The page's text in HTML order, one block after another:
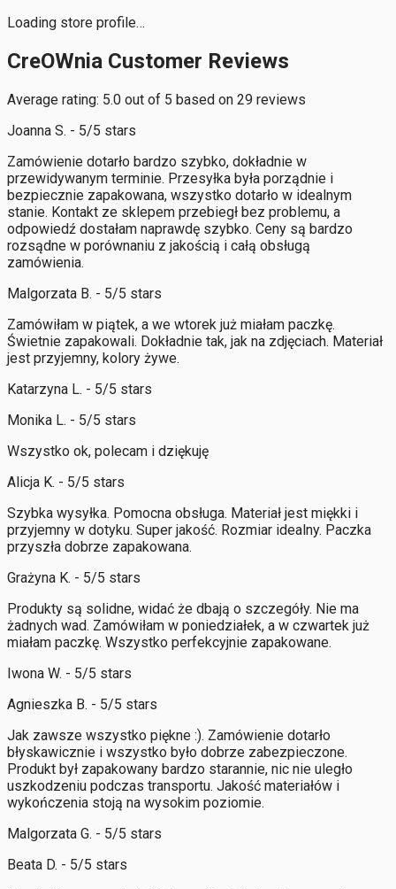
Loading store profile…
CreOWnia Customer Reviews
Average rating: 5.0 out of 5 based on 29 reviews
Joanna S. - 5/5 stars
Zamówienie dotarło bardzo szybko, dokładnie w
przewidywanym terminie. Przesyłka była porządnie i
bezpiecznie zapakowana, wszystko dotarło w idealnym
stanie. Kontakt ze sklepem przebiegł bez problemu, a
odpowiedź dostałam naprawdę szybko. Ceny są bardzo
rozsądne w porównaniu z jakością i całą obsługą
zamówienia.
Malgorzata B. - 5/5 stars
Zamówiłam w piątek, a we wtorek już miałam paczkę.
Świetnie zapakowali. Dokładnie tak, jak na zdjęciach. Materiał
jest przyjemny, kolory żywe.
Katarzyna L. - 5/5 stars
Monika L. - 5/5 stars
Wszystko ok, polecam i dziękuję
Alicja K. - 5/5 stars
Szybka wysyłka. Pomocna obsługa. Materiał jest miękki i
przyjemny w dotyku. Super jakość. Rozmiar idealny. Paczka
przyszła dobrze zapakowana.
Grażyna K. - 5/5 stars
Produkty są solidne, widać że dbają o szczegóły. Nie ma
żadnych wad. Zamówiłam w poniedziałek, a w czwartek już
miałam paczkę. Wszystko perfekcyjnie zapakowane.
Iwona W. - 5/5 stars
Agnieszka B. - 5/5 stars
Jak zawsze wszystko piękne :). Zamówienie dotarło
błyskawicznie i wszystko było dobrze zabezpieczone.
Produkt był zapakowany bardzo starannie, nic nie uległo
uszkodzeniu podczas transportu. Jakość materiałów i
wykończenia stoją na wysokim poziomie.
Malgorzata G. - 5/5 stars
Beata D. - 5/5 stars